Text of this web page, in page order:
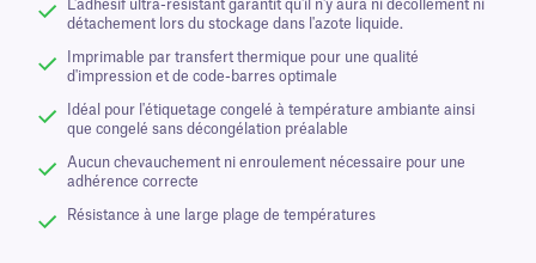
L'adhésif ultra-résistant garantit qu'il n'y aura ni décollement ni
détachement lors du stockage dans l'azote liquide.
Imprimable par transfert thermique pour une qualité
d'impression et de code-barres optimale
Idéal pour l'étiquetage congelé à température ambiante ainsi
que congelé sans décongélation préalable
Aucun chevauchement ni enroulement nécessaire pour une
adhérence correcte
Résistance à une large plage de températures